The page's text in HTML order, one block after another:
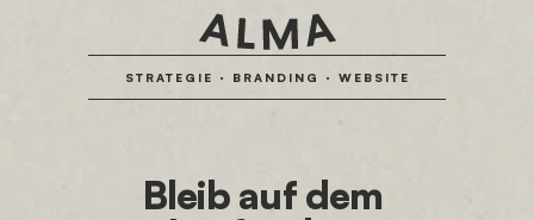
STRATEGIE · BRANDING · WEBSITE
Bleib auf dem